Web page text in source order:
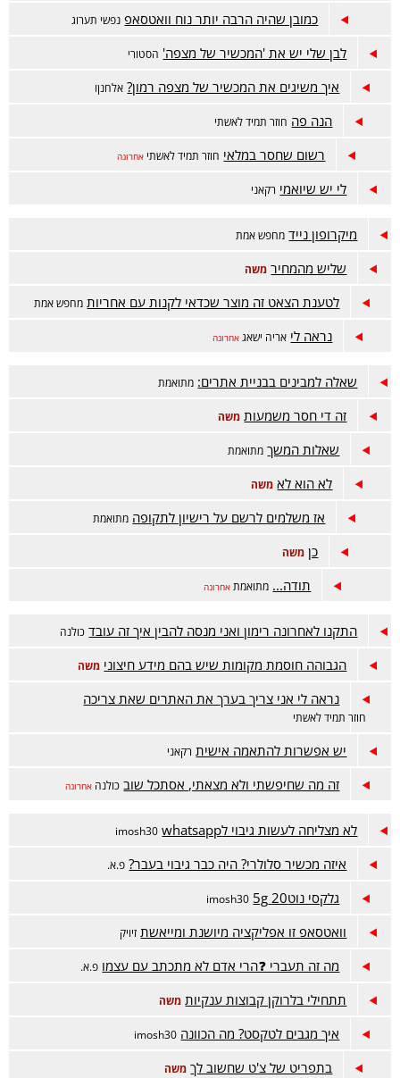
כמובן שהיה הרבה יותר נוח וואטסאפ נפשי תערוג
לבן שלי יש את 'המכשיר של מצפה' הסטורי
איך משיגים את המכשיר של מצפה רמון? אלחנןו
הנה פה חוזר תמיד לאשתי
רשום שחסר במלאי חוזר תמיד לאשתי אחרונה
לי יש שיואמי רקאני
מיקרופון נייד מחפש אמת
שליש מהמחיר משה
לטענת הצאט זה מוצר שכדאי לקנות עם אחריות מחפש אמת
נראה לי אריה ישאג אחרונה
שאלה למבינים בבניית אתרים: מתואמת
זה די חסר משמעות משה
שאלות המשך מתואמת
לא הוא לא משה
אז משלמים לרשם על רישיון לתקופה מתואמת
כן משה
תודה... מתואמת אחרונה
התקנו לאחרונה רימון ואני מנסה להבין איך זה עובד כולנה
הגבוהה חוסמת מקומות שיש בהם מידע חיצוני משה
נראה לי אני צריך בערך את האתרים שאת צריכה
חוזר תמיד לאשתי
יש אפשרות להתאמה אישית רקאני
זה מה שחיפשתי ולא מצאתי, אסתכל שוב כולנה אחרונה
לא מצליחה לעשות גיבוי לwhatsapp imosh30
איזה מכשיר סלולרי? היה כבר גיבוי בעבר? פ.א.
גלקסי נוט20 5g imosh30
וואטסאפ זו אפליקציה מיושנת ומייאשת זיויק
מה זה תעברי ❓הרי אדם לא מתכתב עם עצמו פ.א.
תתחילי בלרוקן קבוצות ענקיות משה
איך מגבים לטקסט? מה הכוונה imosh30
בתפריט של צ'ט שחשוב לך משה